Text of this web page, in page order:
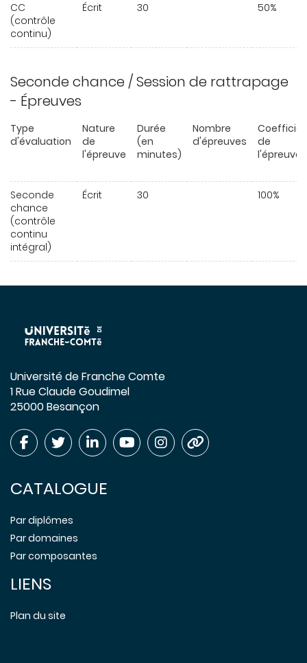
CC
(contrôle
continu)
Écrit 30 50%
Seconde chance / Session de rattrapage
- Épreuves
Type
d'évaluation
Nature
de
l'épreuve
Durée
(en
minutes)
Nombre
d'épreuves
de
l'épreuve
Seconde
chance
(contrôle
continu
intégral)
Écrit 30 100%
Université de Franche Comte
1 Rue Claude Goudimel
25000 Besançon
CATALOGUE
Par diplômes
Par domaines
Par composantes
LIENS
Plan du site